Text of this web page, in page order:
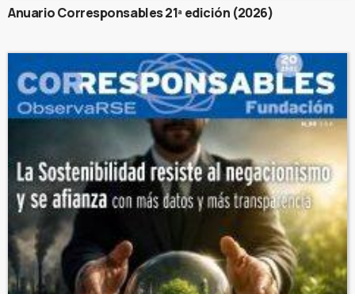
Anuario Corresponsables 21ª edición (2026)